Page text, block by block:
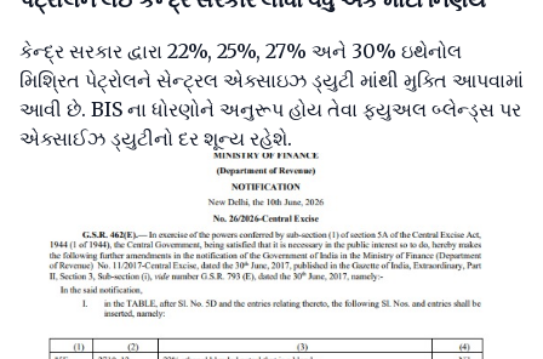
કેન્દ્ર સરકાર દ્વારા 22%, 25%, 27% અને 30% ઇથેનોલ
મિશ્રિત પેટ્રોલને સેન્ટ્રલ એક્સાઇઝ ડ્યુટી માંથી મુક્તિ આપવામાં
આવી છે. BIS ના ધોરણોને અનુરૂપ હોય તેવા ફ્યુઅલ બ્લેન્ડ્સ પર
એક્સાઈઝ ડ્યુટીનો દર શૂન્ય રહેશે.